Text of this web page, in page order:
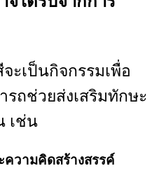
ะเป็นกิจกรรมเพื่อ
ถช่วยส่งเสริมทักษะ
เช่น
ความคิดสร้างสรรค์